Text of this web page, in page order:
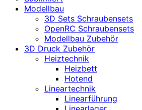
Modellbau
3D Sets Schraubensets
OpenRC Schraubensets
Modellbau Zubehör
3D Druck Zubehör
Heiztechnik
Heizbett
Hotend
Lineartechnik
Linearführung